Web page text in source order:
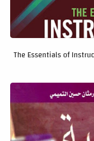
The Essentials of